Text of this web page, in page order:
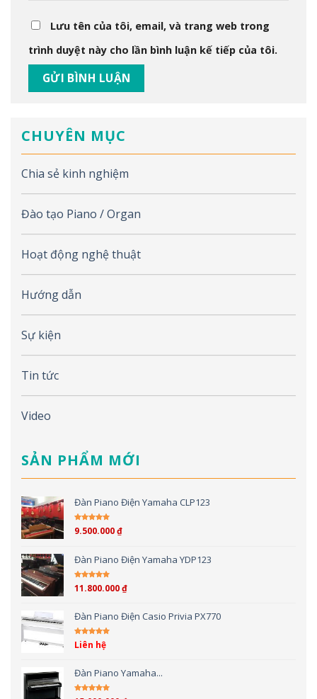
CHUYÊN MỤC
Chia sẻ kinh nghiệm
Đào tạo Piano / Organ
Hoạt động nghệ thuật
Hướng dẫn
Sự kiện
Tin tức
Video
SẢN PHẨM MỚI
Đàn Piano Điện Yamaha CLP123
Được xếp hạng
9.500.000₫
Đàn Piano Điện Yamaha YDP123
Được xếp hạng
11.800.000₫
Đàn Piano Điện Casio Privia PX770
Được xếp hạng
Liên hệ
Đàn Piano Yamaha...
Lưu tên của tôi, email, và trang web trong
trình duyệt này cho lần bình luận kế tiếp của tôi.